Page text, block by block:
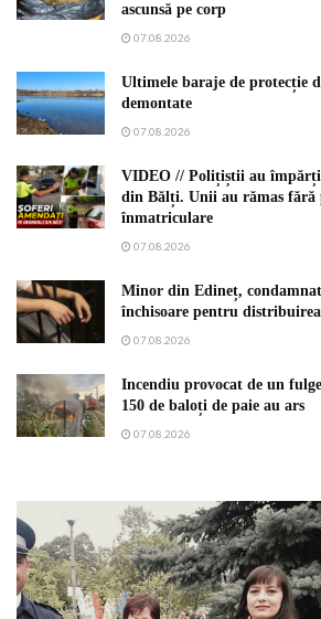
ascunsă pe corp
07.08.2026
Ultimele baraje de protecție
demontate
07.08.2026
VIDEO // Polițiștii au
din Bălți. Unii au rămas fără
înmatriculare
07.08.2026
Minor din Edineț,
închisoare pentru
07.08.2026
Incendiu provocat de un
150 de baloți de paie au ars
07.08.2026